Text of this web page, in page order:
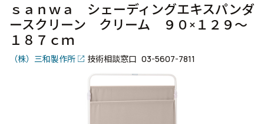
ｓａｎｗａ シェーディングエキスパンダ
ースクリーン クリーム ９０×１２９～
１８７ｃｍ
（株）三和製作所 技術相談窓口 03-5607-7811